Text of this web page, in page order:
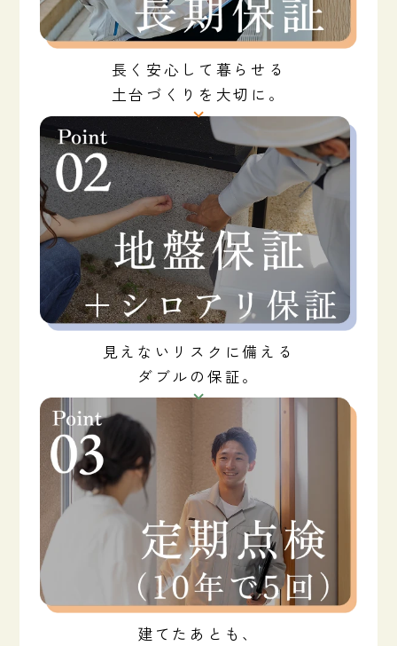
長く安心して暮らせる
土台づくりを大切に。
見えないリスクに備える
ダブルの保証。
建てたあとも、